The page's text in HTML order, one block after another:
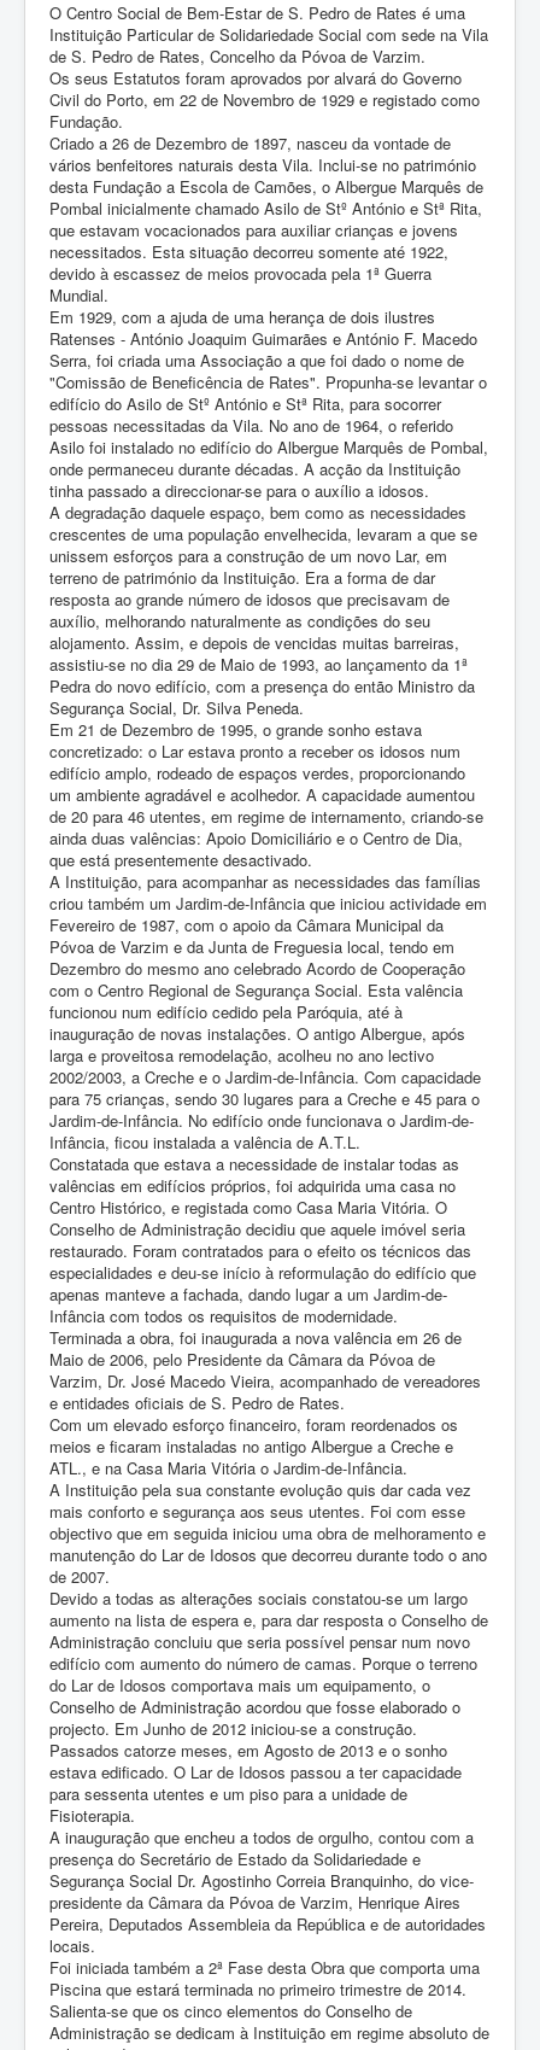
O Centro Social de Bem-Estar de S. Pedro de Rates é uma
Instituição Particular de Solidariedade Social com sede na Vila
de S. Pedro de Rates, Concelho da Póvoa de Varzim.
Os seus Estatutos foram aprovados por alvará do Governo
Civil do Porto, em 22 de Novembro de 1929 e registado como
Fundação.
Criado a 26 de Dezembro de 1897, nasceu da vontade de
vários benfeitores naturais desta Vila. Inclui-se no património
desta Fundação a Escola de Camões, o Albergue Marquês de
Pombal inicialmente chamado Asilo de Stº António e Stª Rita,
que estavam vocacionados para auxiliar crianças e jovens
necessitados. Esta situação decorreu somente até 1922,
devido à escassez de meios provocada pela 1ª Guerra
Mundial.
Em 1929, com a ajuda de uma herança de dois ilustres
Ratenses - António Joaquim Guimarães e António F. Macedo
Serra, foi criada uma Associação a que foi dado o nome de
"Comissão de Beneficência de Rates". Propunha-se levantar o
edifício do Asilo de Stº António e Stª Rita, para socorrer
pessoas necessitadas da Vila. No ano de 1964, o referido
Asilo foi instalado no edifício do Albergue Marquês de Pombal,
onde permaneceu durante décadas. A acção da Instituição
tinha passado a direccionar-se para o auxílio a idosos.
A degradação daquele espaço, bem como as necessidades
crescentes de uma população envelhecida, levaram a que se
unissem esforços para a construção de um novo Lar, em
terreno de património da Instituição. Era a forma de dar
resposta ao grande número de idosos que precisavam de
auxílio, melhorando naturalmente as condições do seu
alojamento. Assim, e depois de vencidas muitas barreiras,
assistiu-se no dia 29 de Maio de 1993, ao lançamento da 1ª
Pedra do novo edifício, com a presença do então Ministro da
Segurança Social, Dr. Silva Peneda.
Em 21 de Dezembro de 1995, o grande sonho estava
concretizado: o Lar estava pronto a receber os idosos num
edifício amplo, rodeado de espaços verdes, proporcionando
um ambiente agradável e acolhedor. A capacidade aumentou
de 20 para 46 utentes, em regime de internamento, criando-se
ainda duas valências: Apoio Domiciliário e o Centro de Dia,
que está presentemente desactivado.
A Instituição, para acompanhar as necessidades das famílias
criou também um Jardim-de-Infância que iniciou actividade em
Fevereiro de 1987, com o apoio da Câmara Municipal da
Póvoa de Varzim e da Junta de Freguesia local, tendo em
Dezembro do mesmo ano celebrado Acordo de Cooperação
com o Centro Regional de Segurança Social. Esta valência
funcionou num edifício cedido pela Paróquia, até à
inauguração de novas instalações. O antigo Albergue, após
larga e proveitosa remodelação, acolheu no ano lectivo
2002/2003, a Creche e o Jardim-de-Infância. Com capacidade
para 75 crianças, sendo 30 lugares para a Creche e 45 para o
Jardim-de-Infância. No edifício onde funcionava o Jardim-de-
Infância, ficou instalada a valência de A.T.L.
Constatada que estava a necessidade de instalar todas as
valências em edifícios próprios, foi adquirida uma casa no
Centro Histórico, e registada como Casa Maria Vitória. O
Conselho de Administração decidiu que aquele imóvel seria
restaurado. Foram contratados para o efeito os técnicos das
especialidades e deu-se início à reformulação do edifício que
apenas manteve a fachada, dando lugar a um Jardim-de-
Infância com todos os requisitos de modernidade.
Terminada a obra, foi inaugurada a nova valência em 26 de
Maio de 2006, pelo Presidente da Câmara da Póvoa de
Varzim, Dr. José Macedo Vieira, acompanhado de vereadores
e entidades oficiais de S. Pedro de Rates.
Com um elevado esforço financeiro, foram reordenados os
meios e ficaram instaladas no antigo Albergue a Creche e
ATL., e na Casa Maria Vitória o Jardim-de-Infância.
A Instituição pela sua constante evolução quis dar cada vez
mais conforto e segurança aos seus utentes. Foi com esse
objectivo que em seguida iniciou uma obra de melhoramento e
manutenção do Lar de Idosos que decorreu durante todo o ano
de 2007.
Devido a todas as alterações sociais constatou-se um largo
aumento na lista de espera e, para dar resposta o Conselho de
Administração concluiu que seria possível pensar num novo
edifício com aumento do número de camas. Porque o terreno
do Lar de Idosos comportava mais um equipamento, o
Conselho de Administração acordou que fosse elaborado o
projecto. Em Junho de 2012 iniciou-se a construção.
Passados catorze meses, em Agosto de 2013 e o sonho
estava edificado. O Lar de Idosos passou a ter capacidade
para sessenta utentes e um piso para a unidade de
Fisioterapia.
A inauguração que encheu a todos de orgulho, contou com a
presença do Secretário de Estado da Solidariedade e
Segurança Social Dr. Agostinho Correia Branquinho, do vice-
presidente da Câmara da Póvoa de Varzim, Henrique Aires
Pereira, Deputados Assembleia da República e de autoridades
locais.
Foi iniciada também a 2ª Fase desta Obra que comporta uma
Piscina que estará terminada no primeiro trimestre de 2014.
Salienta-se que os cinco elementos do Conselho de
Administração se dedicam à Instituição em regime absoluto de